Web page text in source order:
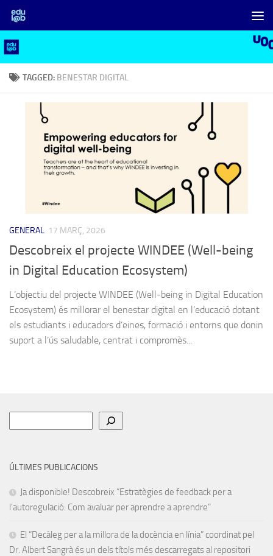
Skip to content
TAGGED: BENESTAR DIGITAL
GENERAL 17 MARÇ, 2026
Descobreix el projecte WINDEE (Well-being
in Digital Education Ecosystem)
L’objectiu del projecte WINDEE (Well-being in Digital Education
Ecosystem) és millorar el benestar digital en l’educació dotant
els estudiants i educadors d’eines, formació i entorns que donin
suport a l’ús saludable, centrat i compromès...
ÚLTIMES PUBLICACIONS
Ja disponible! Descobreix “Estratègies de feedback per a
l’autoregulació: Com avaluar per aprendre a aprendre”
El “Decàleg per a la millora de la docència en línia” coordinat pel
Dr. Albert Sangrà és un dels títols més descarregats al repositori